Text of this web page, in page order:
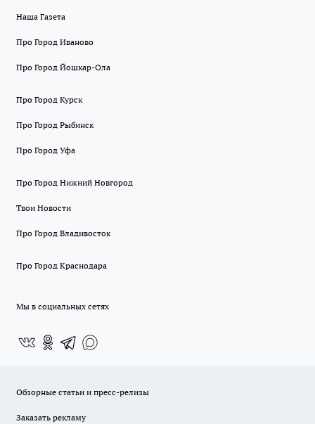
Наша Газета
Про Город Иваново
Про Город Йошкар-Ола
Про Город Курск
Про Город Рыбинск
Про Город Уфа
Про Город Нижний Новгород
Твои Новости
Про Город Владивосток
Про Город Краснодара
Мы в социальных сетях
Обзорные статьи и пресс-релизы
Заказать рекламу